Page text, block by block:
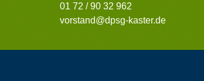
01 72 / 90 32 962
vorstand@dpsg-kaster.de